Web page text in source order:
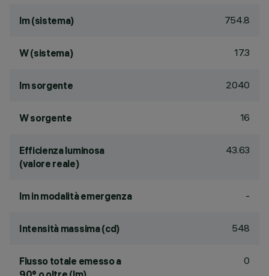
lm (sistema) 754.8
W (sistema) 17.3
lm sorgente 2040
W sorgente 16
Efficienza luminosa
(valore reale)
43.63
lm in modalità emergenza -
Intensità massima (cd) 548
Flusso totale emesso a
0